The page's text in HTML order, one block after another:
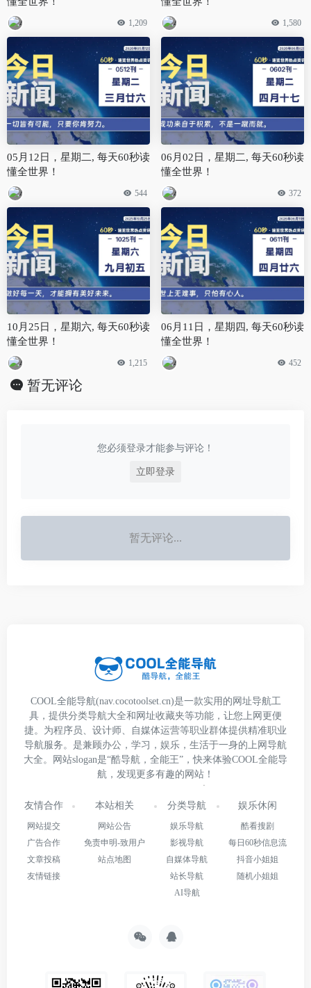
1,209 1,580
05月12日，星期二, 每天60秒读
懂全世界！
544
06月02日，星期二, 每天60秒读
懂全世界！
372
10月25日，星期六, 每天60秒读
懂全世界！
1,215
06月11日，星期四, 每天60秒读
懂全世界！
452
暂无评论
您必须登录才能参与评论！
立即登录
暂无评论...
COOL全能导航(nav.cocotoolset.cn)是一款实用的网址导航工
具，提供分类导航大全和网址收藏夹等功能，让您上网更便
捷。为程序员、设计师、自媒体运营等职业群体提供精准职业
导航服务。是兼顾办公，学习，娱乐，生活于一身的上网导航
大全。网站slogan是“酷导航，全能王”，快来体验COOL全能导
航，发现更多有趣的网站！
友情合作
网站提交
广告合作
文章投稿
友情链接
本站相关
网站公告
免责申明-致用户
站点地图
分类导航
娱乐导航
影视导航
自媒体导航
站长导航
AI导航
娱乐休闲
酷看搜剧
每日60秒信息流
抖音小姐姐
随机小姐姐